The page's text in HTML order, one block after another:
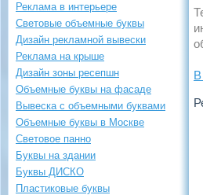
Реклама в интерьере
Световые объемные буквы
Дизайн рекламной вывески
Реклама на крыше
Дизайн зоны ресепшн
Объемные буквы на фасаде
Вывеска с объемными буквами
Объемные буквы в Москве
Световое панно
Буквы на здании
Буквы ДИСКО
Пластиковые буквы
В